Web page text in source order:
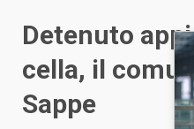
Detenuto
cella, il
Sappe